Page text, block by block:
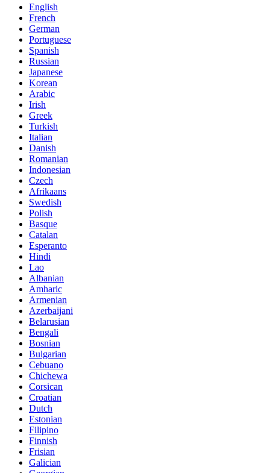
English
French
German
Portuguese
Spanish
Russian
Japanese
Korean
Arabic
Irish
Greek
Turkish
Italian
Danish
Romanian
Indonesian
Czech
Afrikaans
Swedish
Polish
Basque
Catalan
Esperanto
Hindi
Lao
Albanian
Amharic
Armenian
Azerbaijani
Belarusian
Bengali
Bosnian
Bulgarian
Cebuano
Chichewa
Corsican
Croatian
Dutch
Estonian
Filipino
Finnish
Frisian
Galician